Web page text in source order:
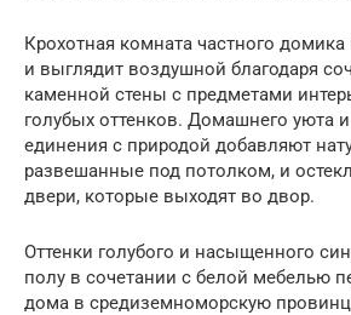
Крохотная комната частного
и выглядит воздушной благодаря
каменной стены с предметами
голубых оттенков. Домашнего уюта
единения с природой добавляют
развешанные под потолком, и
двери, которые выходят во двор.
Оттенки голубого и насыщенного
полу в сочетании с белой мебелью
дома в средиземноморскую